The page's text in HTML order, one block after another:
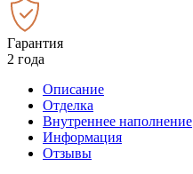
Гарантия
2 года
Описание
Отделка
Внутреннее наполнение
Информация
Отзывы